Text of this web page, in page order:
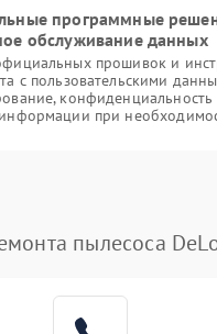
программные
обслуживание данных
прошивок и
с пользовательскими
конфиденциальность
при
пылесоса